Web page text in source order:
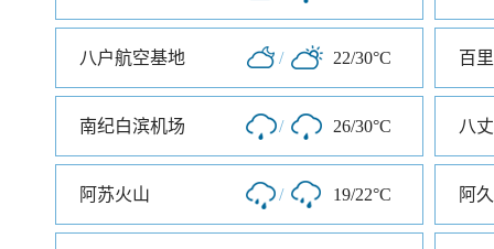
八户航空基地 / 22/30°C 百
南纪白滨机场 / 26/30°C 八
阿苏火山 / 19/22°C 阿